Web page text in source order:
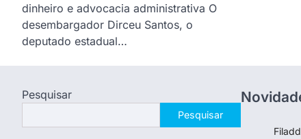
dinheiro e advocacia administrativa O
desembargador Dirceu Santos, o
deputado estadual…
Pesquisar
Pesquisar